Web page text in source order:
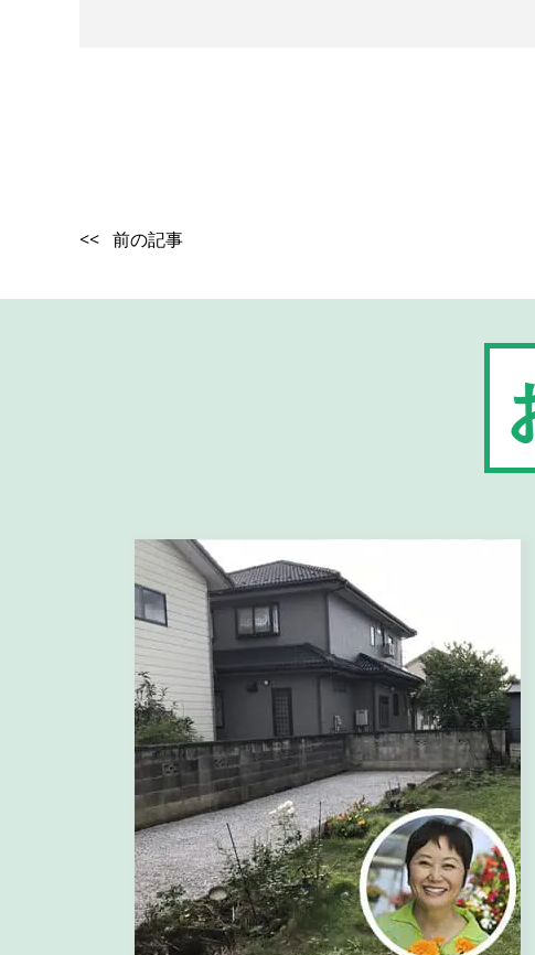
<< 前の記事